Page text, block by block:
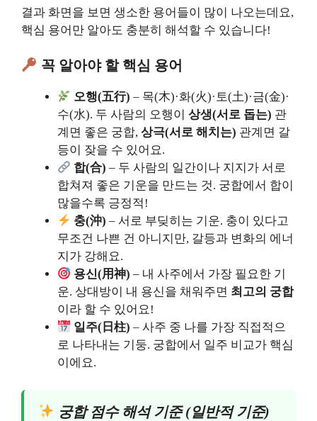
결과 화면을 보면 생소한 용어들이 많이 나오는데요,
핵심 용어만 알아도 충분히 해석할 수 있습니다!
꼭 알아야 할 핵심 용어
오행(五行) – 목(木)·화(火)·토(土)·금(金)·
수(水). 두 사람의 오행이 상생(서로 돕는) 관
계면 좋은 궁합, 상극(서로 해치는) 관계면 갈
등이 잦을 수 있어요.
합(合) – 두 사람의 일간이나 지지가 서로
합쳐져 좋은 기운을 만드는 것. 궁합에서 합이
많을수록 긍정적!
충(沖) – 서로 부딪히는 기운. 충이 있다고
무조건 나쁜 건 아니지만, 갈등과 변화의 에너
지가 강해요.
용신(用神) – 내 사주에서 가장 필요한 기
운. 상대방이 내 용신을 채워주면 최고의 궁합
이라 할 수 있어요!
일주(日柱) – 사주 중 나를 가장 직접적으
로 나타내는 기둥. 궁합에서 일주 비교가 핵심
이에요.
궁합 점수 해석 기준 (일반적 기준)